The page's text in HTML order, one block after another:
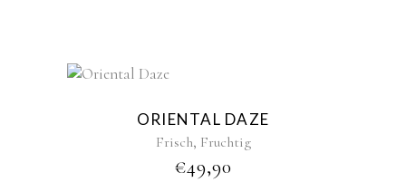
ORIENTAL DAZE
Frisch, Fruchtig
€49,90